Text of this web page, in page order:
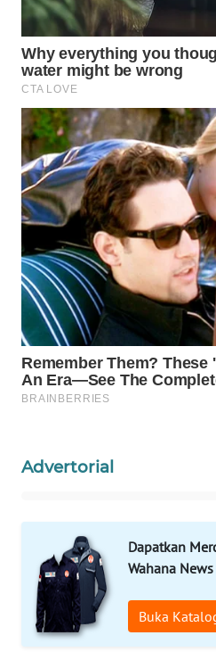
Advertorial
Dapatkan
Wahana News
Buka
WAHANA
LISTRIK
WAHANA
TRAVEL
WAHANA
TV
WAHANANEWS
WAHANANEWS
CO ID
WAHANANEWS
NET
WAHANA
WAHANA
WAHANA
SELEB
WAHANA
PERSONA